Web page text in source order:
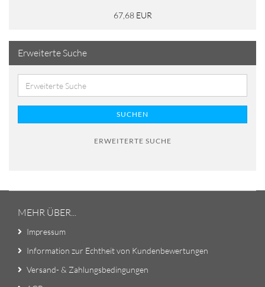
67,68 EUR
Erweiterte Suche
SUCHEN
ERWEITERTE SUCHE
MEHR ÜBER...
Impressum
Information zur Echtheit von Kundenbewertungen
Versand- & Zahlungsbedingungen